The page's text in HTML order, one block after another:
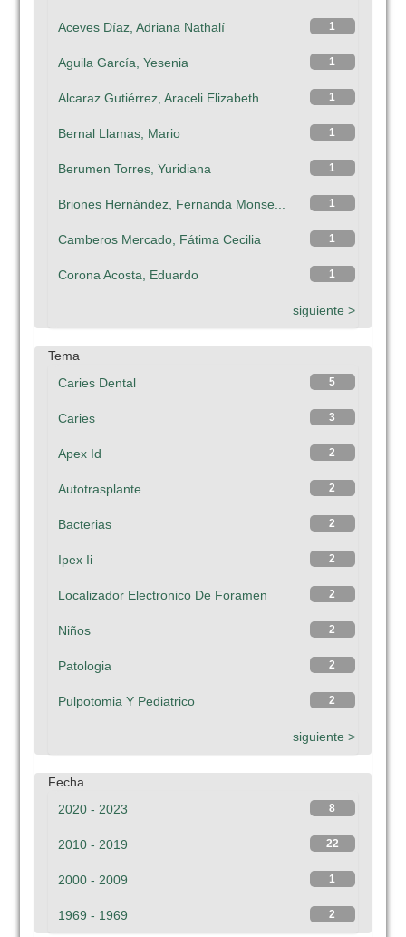
1
Aceves Díaz, Adriana Nathalí
1
Aguila García, Yesenia
1
Alcaraz Gutiérrez, Araceli Elizabeth
1
Bernal Llamas, Mario
1
Berumen Torres, Yuridiana
1
Briones Hernández, Fernanda Monse...
1
Camberos Mercado, Fátima Cecilia
1
Corona Acosta, Eduardo
siguiente >
Tema
5
Caries Dental
3
Caries
2
Apex Id
2
Autotrasplante
2
Bacterias
2
Ipex Ii
2
Localizador Electronico De Foramen
2
Niños
2
Patologia
2
Pulpotomia Y Pediatrico
siguiente >
Fecha
8
2020 - 2023
22
2010 - 2019
1
2000 - 2009
2
1969 - 1969